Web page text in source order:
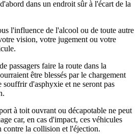
dans un endroit sûr à l'écart de la
l'influence de l'alcool ou de toute autre
vision, votre jugement ou votre
de passagers faire la route dans la
être blessés par le chargement
souffrir d'asphyxie et ne seront pas
à toit ouvrant ou décapotable ne peut
car, en cas d'impact, ces véhicules
contre la collision et l'éjection.